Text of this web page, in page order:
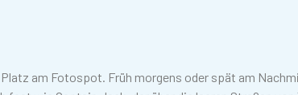
am Fotospot. Früh morgens oder spät am